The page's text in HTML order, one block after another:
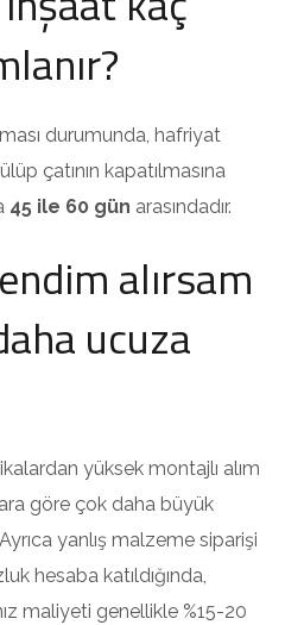
durumunda, hafriyat
çatının kapatılmasına
45 ile 60 gün arasındadır.
alırsam
ucuza
yüksek montajlı alım
göre çok daha büyük
yanlış malzeme siparişi
hesaba katıldığında,
maliyeti genellikle %15-20